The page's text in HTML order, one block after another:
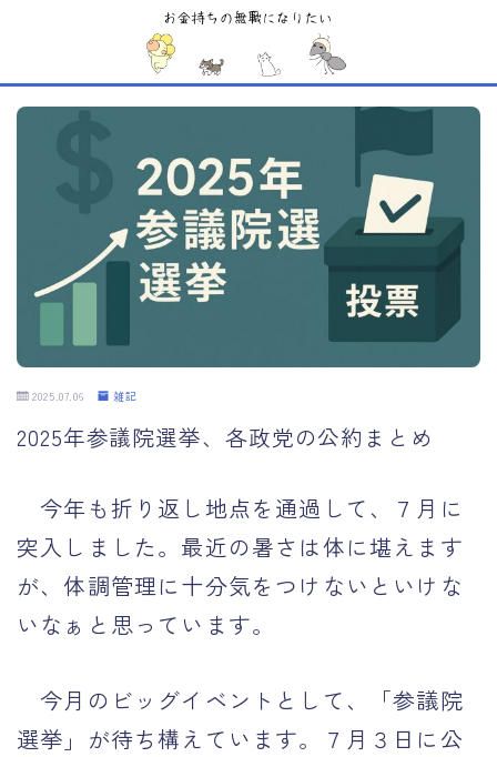
MENU
Sample Page
お問い合わせ
デモプリセット記事 #1
デモプリセット記事 #5
デモプリセット記事 #6
デモプリセット記事 #6
デモプリセット記事 #7
デモプリセット記事 #7
デモプリセット記事 #8
デモプリセット記事 Part07
プライバシーポリシー
運営者情報
2025.07.06 雑記
2025年参議院選挙、各政党の公約まとめ
今年も折り返し地点を通過して、７月に
突入しました。最近の暑さは体に堪えます
が、体調管理に十分気をつけないといけな
いなぁと思っています。
今月のビッグイベントとして、「参議院
選挙」が待ち構えています。７月３日に公